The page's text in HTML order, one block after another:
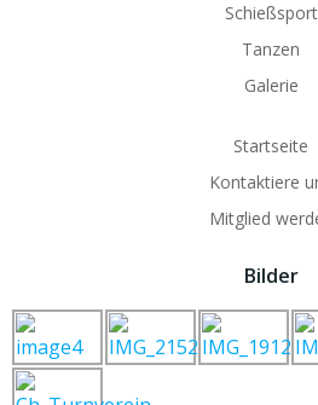
Schießsport
Tanzen
Galerie
Startseite
Kontaktiere
Mitglied
Bilder